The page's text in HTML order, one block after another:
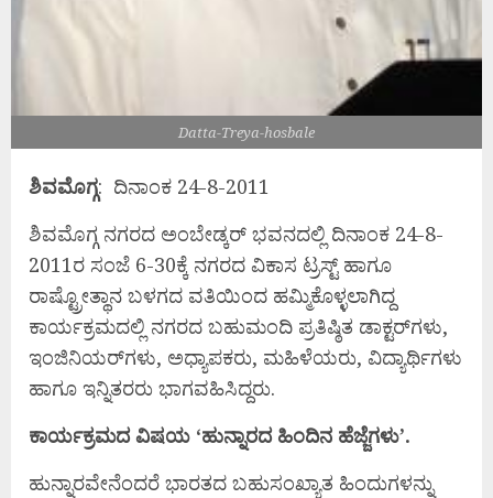
Datta-Treya-hosbale
ಶಿವಮೊಗ್ಗ: ದಿನಾಂಕ 24-8-2011
ಶಿವಮೊಗ್ಗ ನಗರದ ಅಂಬೇಡ್ಕರ್ ಭವನದಲ್ಲಿ ದಿನಾಂಕ 24-8-
2011ರ ಸಂಜೆ 6-30ಕ್ಕೆ ನಗರದ ವಿಕಾಸ ಟ್ರಸ್ಟ್ ಹಾಗೂ
ರಾಷ್ಟ್ರೋತ್ಥಾನ ಬಳಗದ ವತಿಯಿಂದ ಹಮ್ಮಿಕೊಳ್ಳಲಾಗಿದ್ದ
ಕಾರ್ಯಕ್ರಮದಲ್ಲಿ ನಗರದ ಬಹುಮಂದಿ ಪ್ರತಿಷ್ಠಿತ ಡಾಕ್ಟರ್‌ಗಳು,
ಇಂಜಿನಿಯರ್‌ಗಳು, ಅಧ್ಯಾಪಕರು, ಮಹಿಳೆಯರು, ವಿದ್ಯಾರ್ಥಿಗಳು
ಹಾಗೂ ಇನ್ನಿತರರು ಭಾಗವಹಿಸಿದ್ದರು.
ಕಾರ್ಯಕ್ರಮದ ವಿಷಯ ‘ಹುನ್ನಾರದ ಹಿಂದಿನ ಹೆಜ್ಜೆಗಳು’.
ಹುನ್ನಾರವೇನೆಂದರೆ ಭಾರತದ ಬಹುಸಂಖ್ಯಾತ ಹಿಂದುಗಳನ್ನು